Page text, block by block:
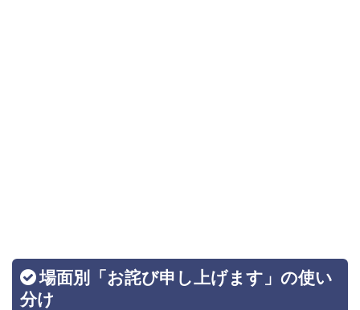
場面別「お詫び申し上げます」の使い
分け